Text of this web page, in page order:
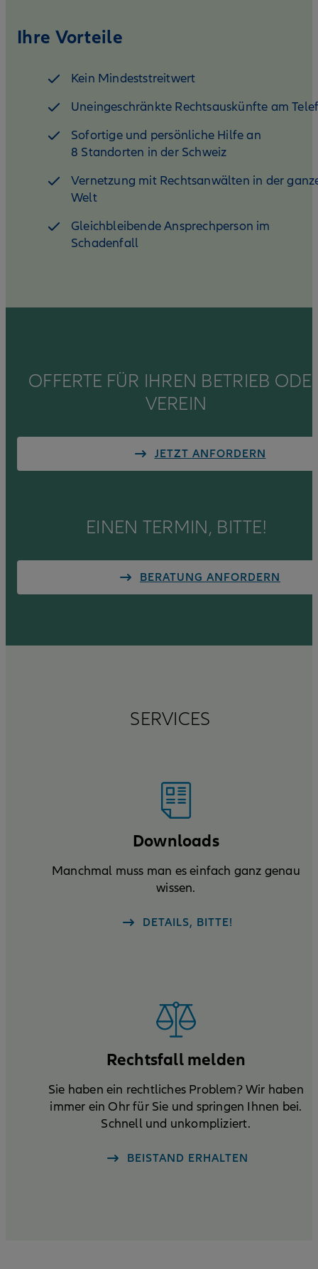
Ihre Vorteile
Kein Mindeststreitwert
Uneingeschränkte Rechtsauskünfte am
Sofortige und persönliche Hilfe an
8 Standorten in der Schweiz
Vernetzung mit Rechtsanwälten in der
Welt
Gleichbleibende Ansprechperson im
Schadenfall
OFFERTE FÜR IHREN BETRIEB
VEREIN
JETZT ANFORDERN
EINEN TERMIN, BITTE!
BERATUNG ANFORDERN
SERVICES
Downloads
Manchmal muss man es einfach ganz genau
wissen.
DETAILS, BITTE!
Rechtsfall melden
Sie haben ein rechtliches Problem? Wir haben
immer ein Ohr für Sie und springen Ihnen bei.
Schnell und unkompliziert.
BEISTAND ERHALTEN